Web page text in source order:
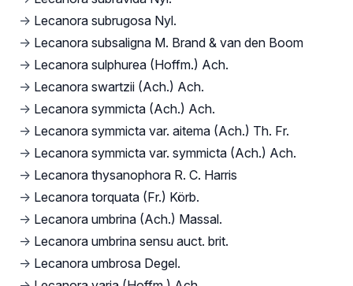
→ Lecanora subrugosa Nyl.
→ Lecanora subsaligna M. Brand & van den Boom
→ Lecanora sulphurea (Hoffm.) Ach.
→ Lecanora swartzii (Ach.) Ach.
→ Lecanora symmicta (Ach.) Ach.
→ Lecanora symmicta var. aitema (Ach.) Th. Fr.
→ Lecanora symmicta var. symmicta (Ach.) Ach.
→ Lecanora thysanophora R. C. Harris
→ Lecanora torquata (Fr.) Körb.
→ Lecanora umbrina (Ach.) Massal.
→ Lecanora umbrina sensu auct. brit.
→ Lecanora umbrosa Degel.